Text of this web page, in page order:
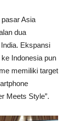
Asia
dua
Ekspansi
Indonesia pun
memiliki target
Meets Style”.